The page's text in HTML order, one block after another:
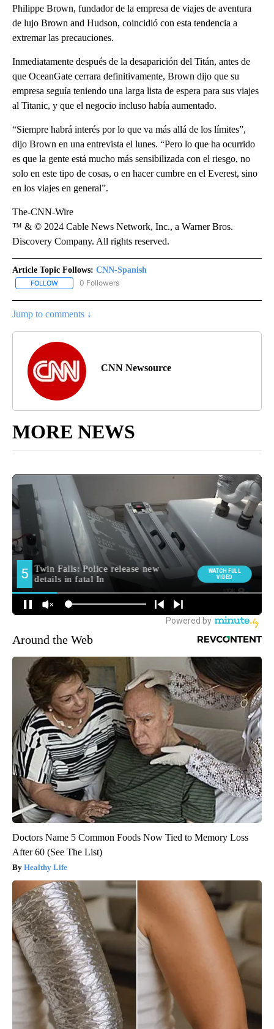
Philippe Brown, fundador de la empresa de viajes de aventura
de lujo Brown and Hudson, coincidió con esta tendencia a
extremar las precauciones.
Inmediatamente después de la desaparición del Titán, antes de
que OceanGate cerrara definitivamente, Brown dijo que su
empresa seguía teniendo una larga lista de espera para sus viajes
al Titanic, y que el negocio incluso había aumentado.
“Siempre habrá interés por lo que va más allá de los límites”,
dijo Brown en una entrevista el lunes. “Pero lo que ha ocurrido
es que la gente está mucho más sensibilizada con el riesgo, no
solo en este tipo de cosas, o en hacer cumbre en el Everest, sino
en los viajes en general”.
The-CNN-Wire
™ & © 2024 Cable News Network, Inc., a Warner Bros.
Discovery Company. All rights reserved.
Article Topic Follows: CNN-Spanish
FOLLOW FOLLOW "CNN-SPANISH" TO RECEIVE NOTIFICATIONS ABOUT
0 Followers
Jump to comments ↓
CNN Newsource
MORE NEWS
Around the Web
Doctors Name 5 Common Foods Now Tied to Memory Loss
After 60 (See The List)
Healthy Life